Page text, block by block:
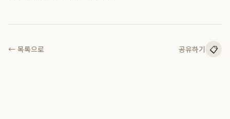
← 목록으로 공유하기 📋